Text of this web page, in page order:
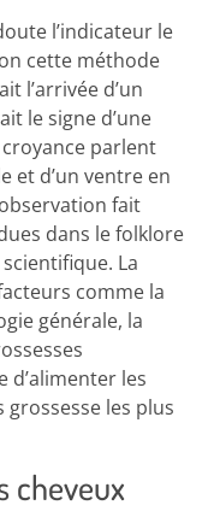
l’indicateur le
cette méthode
l’arrivée d’un
le signe d’une
parlent
et d’un ventre en
fait
dans le folklore
La
comme la
générale, la
les
grossesse les plus
cheveux